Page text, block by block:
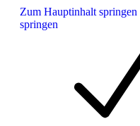
Zum Hauptinhalt springen
springen